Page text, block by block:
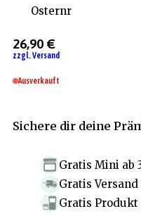
Osternr
26,90 €
zzgl. Versand
Ausverkauft
Sichere dir deine
Gratis Mini ab
Gratis Versand
Gratis Produkt